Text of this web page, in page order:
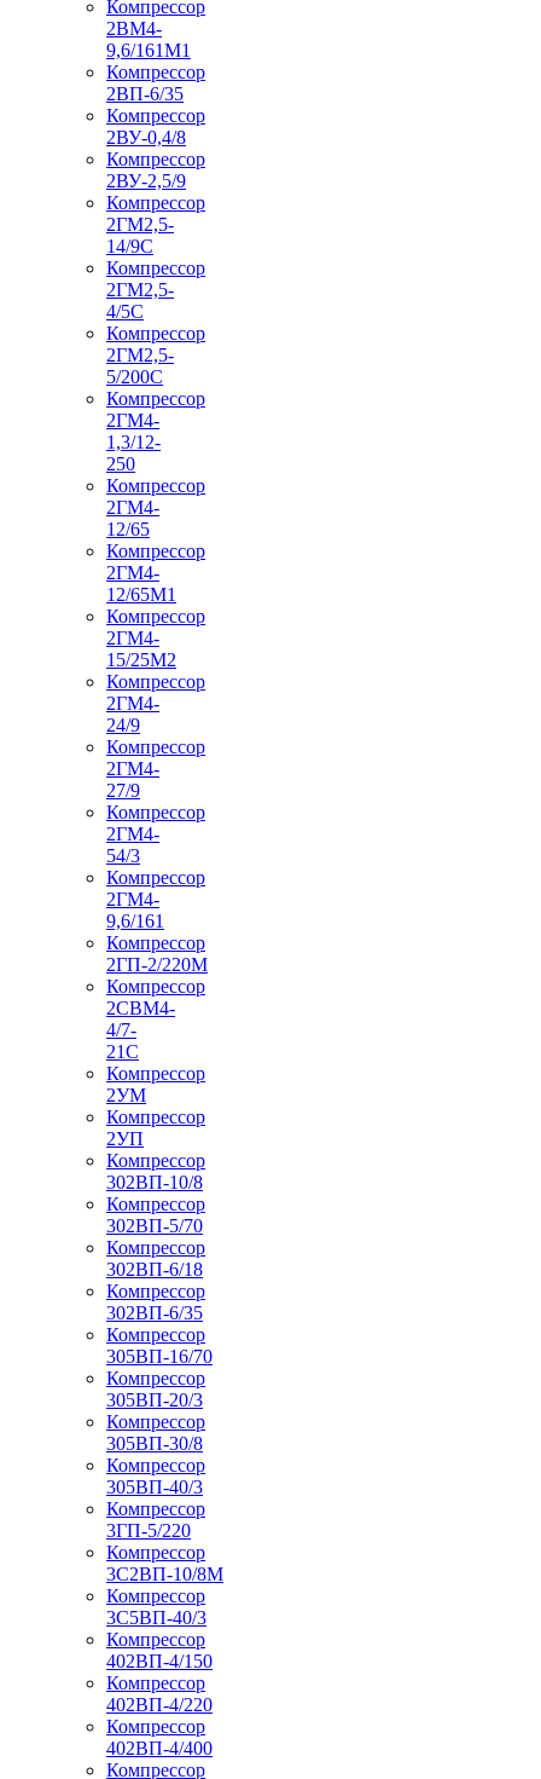
Компрессор
2ВМ4-
9,6/161М1
Компрессор
2ВП-6/35
Компрессор
2ВУ-0,4/8
Компрессор
2ВУ-2,5/9
Компрессор
2ГМ2,5-
14/9С
Компрессор
2ГМ2,5-
4/5С
Компрессор
2ГМ2,5-
5/200С
Компрессор
2ГМ4-
1,3/12-
250
Компрессор
2ГМ4-
12/65
Компрессор
2ГМ4-
12/65М1
Компрессор
2ГМ4-
15/25М2
Компрессор
2ГМ4-
24/9
Компрессор
2ГМ4-
27/9
Компрессор
2ГМ4-
54/3
Компрессор
2ГМ4-
9,6/161
Компрессор
2ГП-2/220М
Компрессор
2СВМ4-
4/7-
21С
Компрессор
2УМ
Компрессор
2УП
Компрессор
302ВП-10/8
Компрессор
302ВП-5/70
Компрессор
302ВП-6/18
Компрессор
302ВП-6/35
Компрессор
305ВП-16/70
Компрессор
305ВП-20/3
Компрессор
305ВП-30/8
Компрессор
305ВП-40/3
Компрессор
3ГП-5/220
Компрессор
3С2ВП-10/8М
Компрессор
3С5ВП-40/3
Компрессор
402ВП-4/150
Компрессор
402ВП-4/220
Компрессор
402ВП-4/400
Компрессор